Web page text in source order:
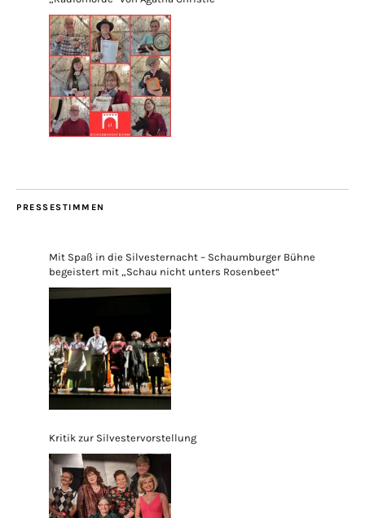
PRESSESTIMMEN
Mit Spaß in die Silvesternacht – Schaumburger Bühne
begeistert mit „Schau nicht unters Rosenbeet“
Kritik zur Silvestervorstellung